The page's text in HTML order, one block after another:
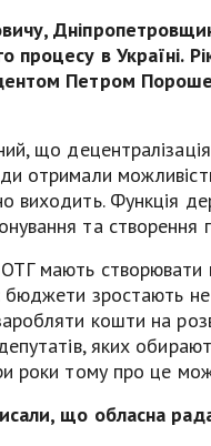
процесу в Україні.
Петром
що
отримали
виходить. Функція
та
мають створювати
бюджети зростають
кошти на
яких
роки тому про це
що обласна